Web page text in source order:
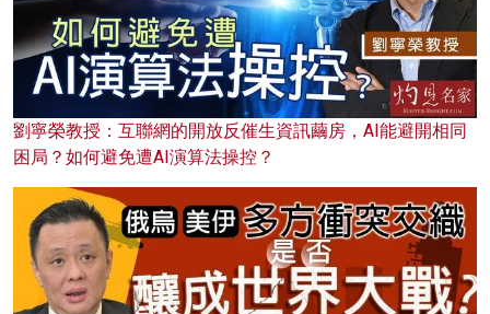
劉寧榮教授：互聯網的開放反催生資訊繭房，AI能避開相同
困局？如何避免遭AI演算法操控？